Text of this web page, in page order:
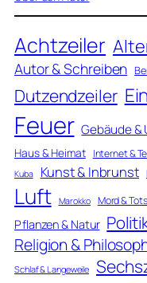
Achtzeiler
Autor & Schreiben
Dutzendzeiler
Feuer Gebäude &
Haus & Heimat Internet &
Kuba Kunst & Inbrunst
Luft Marokko Mord &
Pflanzen & Natur
Religion &
Schlaf & Langeweile